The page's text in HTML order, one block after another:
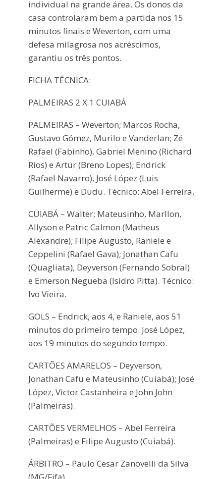
individual na grande área. Os donos da
casa controlaram bem a partida nos 15
minutos finais e Weverton, com uma
defesa milagrosa nos acréscimos,
garantiu os três pontos.
FICHA TÉCNICA:
PALMEIRAS 2 X 1 CUIABÁ
PALMEIRAS – Weverton; Marcos Rocha,
Gustavo Gómez, Murilo e Vanderlan; Zé
Rafael (Fabinho), Gabriel Menino (Richard
Ríos) e Artur (Breno Lopes); Endrick
(Rafael Navarro), José López (Luis
Guilherme) e Dudu. Técnico: Abel Ferreira.
CUIABÁ – Walter; Mateusinho, Marllon,
Allyson e Patric Calmon (Matheus
Alexandre); Filipe Augusto, Raniele e
Ceppelini (Rafael Gava); Jonathan Cafu
(Quagliata), Deyverson (Fernando Sobral)
e Emerson Negueba (Isidro Pitta). Técnico:
Ivo Vieira.
GOLS – Endrick, aos 4, e Raniele, aos 51
minutos do primeiro tempo. José López,
aos 19 minutos do segundo tempo.
CARTÕES AMARELOS – Deyverson,
Jonathan Cafu e Mateusinho (Cuiabá); José
López, Victor Castanheira e John John
(Palmeiras).
CARTÕES VERMELHOS – Abel Ferreira
(Palmeiras) e Filipe Augusto (Cuiabá).
ÁRBITRO – Paulo Cesar Zanovelli da Silva
(MG/Fifa).